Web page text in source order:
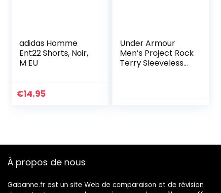
adidas Homme
Ent22 Shorts, Noir,
M EU
€14.95
Under Armour
Men’s Project Rock
Terry Sleeveless
À propos de nous
Gabanne.fr est un site Web de comparaison et de révision